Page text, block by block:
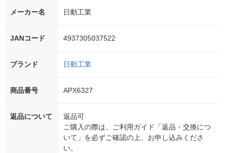
メーカー名 日動工業
JANコード 4937305037522
ブランド 日動工業
商品番号 APX6327
返品について
返品可
ご購入の際は、ご利用ガイド「返品・交換につ
いて」を必ずご確認の上、お申し込みくださ
い。